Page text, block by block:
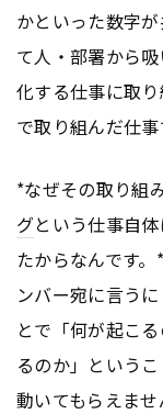
かといった数字
て人・部署から
化する仕事に取
で取り組んだ仕事
*なぜその取り組
グという仕事自
たからなんです
ンバー宛に言う
とで「何が起こ
るのか」という
動いてもらえませ